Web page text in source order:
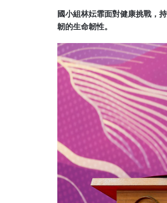
國小組林妘霏面對健康挑戰，
韌的生命韌性。